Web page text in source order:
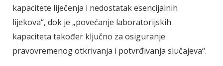
kapacitete liječenja i nedostatak esencijalnih
lijekova“, dok je „povećanje laboratorijskih
kapaciteta također ključno za osiguranje
pravovremenog otkrivanja i potvrđivanja slučajeva“.